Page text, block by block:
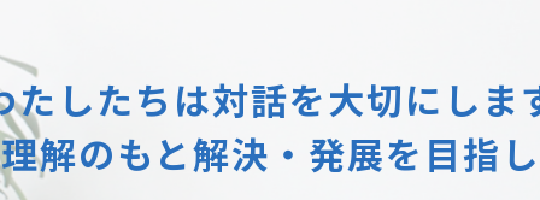
たしたちは対話を大切にしま
解のもと解決・発展を目指